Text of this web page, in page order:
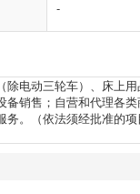
-
电动三轮车）、床上
销售；自营和代理各
。（依法须经批准的